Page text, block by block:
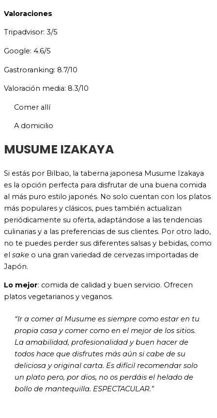
Valoraciones
Tripadvisor: 3/5
Google: 4.6/5
Gastroranking: 8.7/10
Valoración media: 8.3/10
Comer allí
A domicilio
MUSUME IZAKAYA
Si estás por Bilbao, la taberna japonesa Musume Izakaya
es la opción perfecta para disfrutar de una buena comida
al más puro estilo japonés. No solo cuentan con los platos
más populares y clásicos, pues también actualizan
periódicamente su oferta, adaptándose a las tendencias
culinarias y a las preferencias de sus clientes. Por otro lado,
no te puedes perder sus diferentes salsas y bebidas, como
el sake o una gran variedad de cervezas importadas de
Japón.
Lo mejor: comida de calidad y buen servicio. Ofrecen
platos vegetarianos y veganos.
“Ir a comer al Musume es siempre como estar en tu
propia casa y comer como en el mejor de los sitios.
La amabilidad, profesionalidad y buen hacer de
todos hace que disfrutes más aún si cabe de su
deliciosa y original carta. Es difícil recomendar solo
un plato pero, por dios, no os perdáis el helado de
bollo de mantequilla. ESPECTACULAR.”